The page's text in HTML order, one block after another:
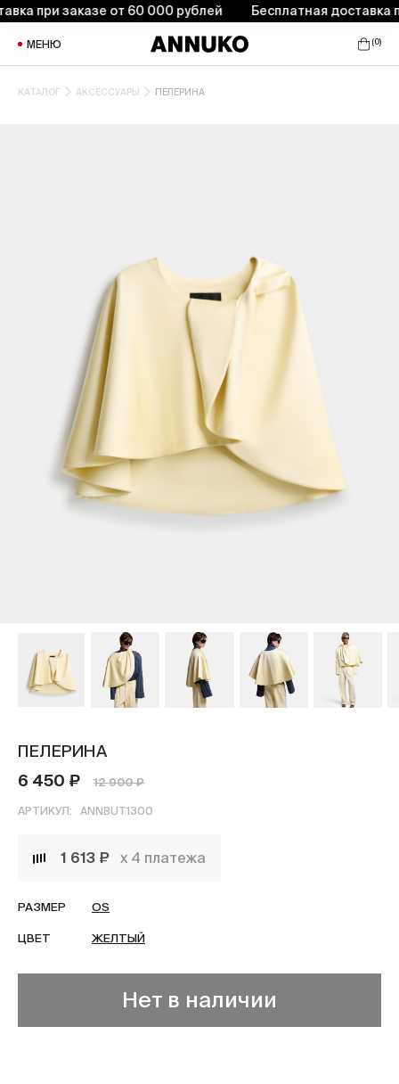
при заказе от 60 000 рублей Бесплатная доставка
МЕНЮ (0)
КАТАЛОГ АКСЕССУАРЫ ПЕЛЕРИНА
ПЕЛЕРИНА
6 450 ₽
12 900 ₽
АРТИКУЛ: ANNBUT1300
1 613 ₽ х 4 платежа
РАЗМЕР OS
ЦВЕТ ЖЕЛТЫЙ
Нет в наличии